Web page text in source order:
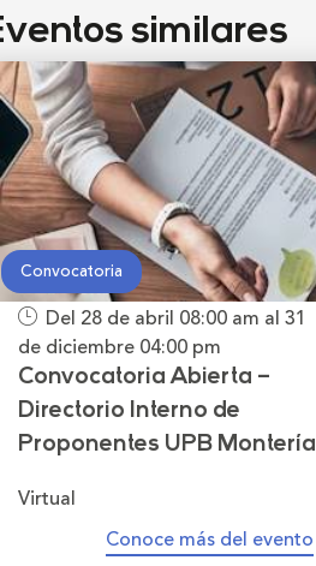
similares
Convocatoria
Del 28 de abril 08:00 am al 31
de diciembre 04:00 pm
Convocatoria Abierta –
Directorio Interno de
Proponentes UPB Montería
Virtual
Conoce más del evento